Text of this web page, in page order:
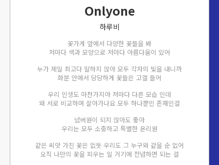
Onlyone
하루비
꽃가게 앞에서 다양한 꽃들을 봐
저마다 색과 모양으로 저마다 아름다움이 있어
누가 제일 최고다 말하지 않아 모두 각자의 빛을 내니까
화분 안에서 당당하게 꽃들은 고갤 들어
우리 인생도 마찬가지야 저마다 다른 모습 인데
왜 서로 비교하며 살아가나요 모두 하나뿐인 존재인걸
넘버원이 되지 않아도 좋아
우리는 모두 소중하고 특별한 온리원
같은 씨앗 가진 꽃은 없듯 우리도 그 누구와 같을 순 없어
오직 나만의 꽃을 피우는 일 거기에 전념하면 되는 걸